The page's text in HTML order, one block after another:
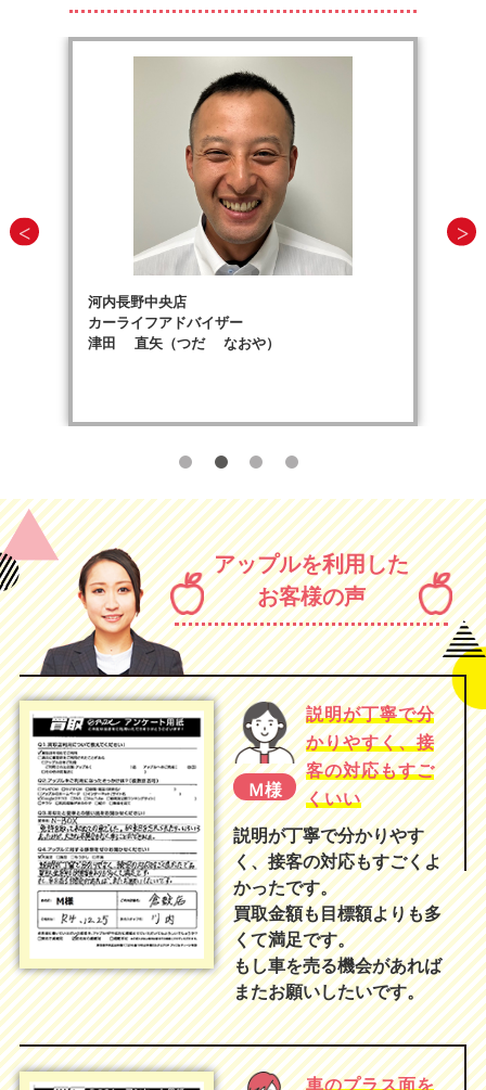
河内長野中央店
カーライフアドバイザー
津田 直矢（つだ なおや）
アップルを利用した
お客様の声
Ｍ様
説明が丁寧で分
かりやすく、接
客の対応もすご
くいい
説明が丁寧で分かりやす
く、接客の対応もすごくよ
かったです。
買取金額も目標額よりも多
くて満足です。
もし車を売る機会があれば
またお願いしたいです。
車のプラス面を